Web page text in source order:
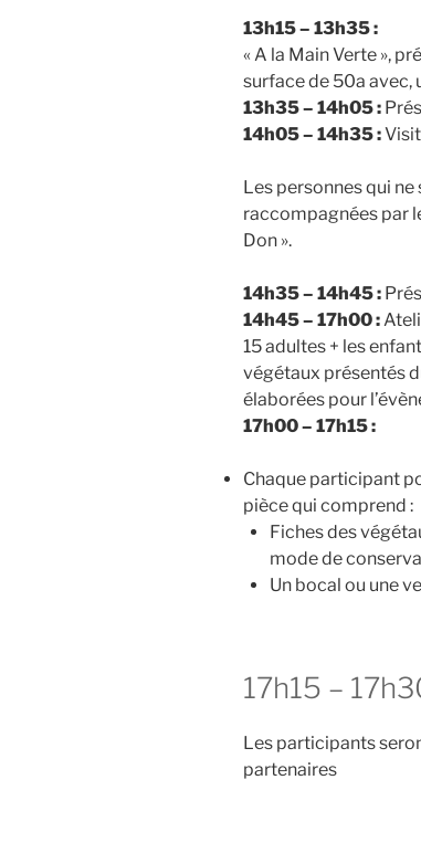
13h15 – 13h35 :
« A la Main Verte »,
surface de 50a avec,
13h35 – 14h05 :
14h05 – 14h35 :
Les personnes qui
raccompagnées par
Don ».
14h35 – 14h45 :
14h45 – 17h00 :
15 adultes + les
végétaux présentés
élaborées pour
17h00 – 17h15 :
Chaque participant
pièce qui comprend :
Fiches des
mode de
Un bocal ou une
17h15 –
Les participants
partenaires